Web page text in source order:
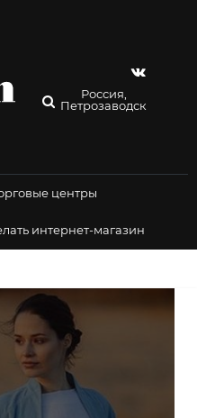
Россия,
Петрозаводск
центры
интернет-магазин